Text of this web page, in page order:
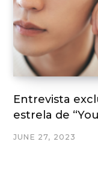
Entrevista
estrela de
JUNE 27, 2023